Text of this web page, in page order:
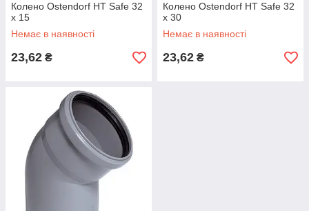
Колено Ostendorf HT Safe 32
х 15
Немає в наявності
23,62 ₴
Колено Ostendorf HT Safe 32
х 30
Немає в наявності
23,62 ₴